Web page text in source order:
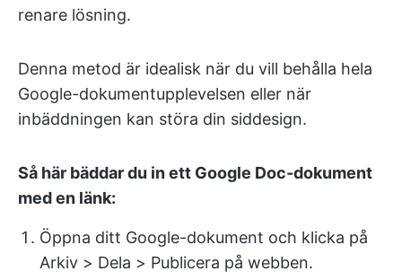
renare lösning.
Denna metod är idealisk när du vill behålla hela
Google-dokumentupplevelsen eller när
inbäddningen kan störa din siddesign.
Så här bäddar du in ett Google Doc-dokument
med en länk:
Öppna ditt Google-dokument och klicka på
Arkiv > Dela > Publicera på webben.